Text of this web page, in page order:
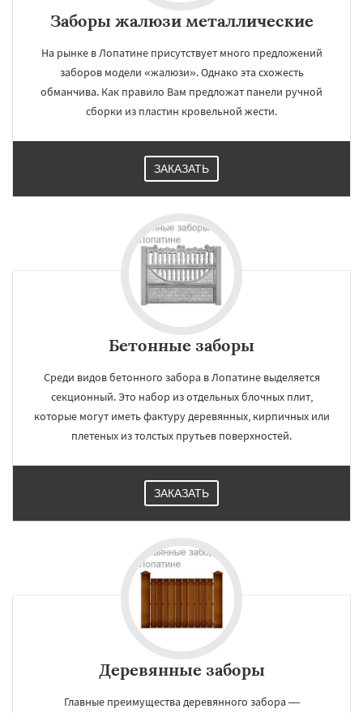
Заборы жалюзи металлические
На рынке в Лопатине присутствует много предложений
заборов модели «жалюзи». Однако эта схожесть
обманчива. Как правило Вам предложат панели ручной
сборки из пластин кровельной жести.
ЗАКАЗАТЬ
Бетонные заборы
Среди видов бетонного забора в Лопатине выделяется
секционный. Это набор из отдельных блочных плит,
которые могут иметь фактуру деревянных, кирпичных или
плетеных из толстых прутьев поверхностей.
ЗАКАЗАТЬ
Деревянные заборы
Главные преимущества деревянного забора —